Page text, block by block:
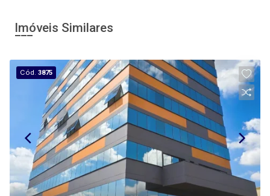
Imóveis Similares
Cód.3875